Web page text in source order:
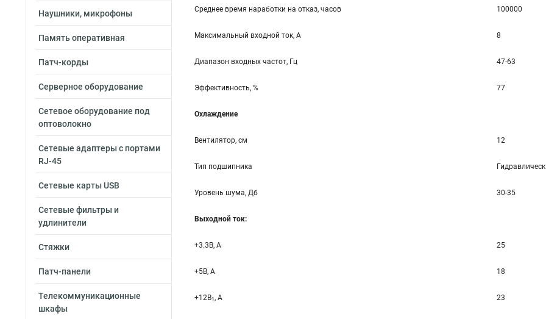
Наушники, микрофоны
Память оперативная
Патч-корды
Серверное оборудование
Сетевое оборудование под
оптоволокно
Сетевые адаптеры с портами
RJ-45
Сетевые карты USB
Сетевые фильтры и
удлинители
Стяжки
Патч-панели
Телекоммуникационные
шкафы
Среднее время наработки на отказ, часов 100000
Максимальный входной ток, А 8
Диапазон входных частот, Гц 47-63
Эффективность, % 77
Охлаждение
Вентилятор, см 12
Тип подшипника
Уровень шума, Дб 30-35
Выходной ток:
+3.3B, А 25
+5B, А 18
+12B1 , A 23